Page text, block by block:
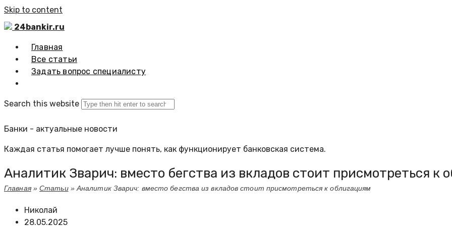
Skip to content
24bankir.ru
Главная
Все статьи
Задать вопрос специалисту
Search this website
Банки - актуальные новости
Каждая статья помогает лучше понять, как функционирует банковская система.
Аналитик Зварич: вместо бегства из вкладов стоит присмотреться к
Главная»Статьи» Аналитик Зварич: вместо бегства из вкладов стоит присмотреться к облигациям
Николай
28.05.2025